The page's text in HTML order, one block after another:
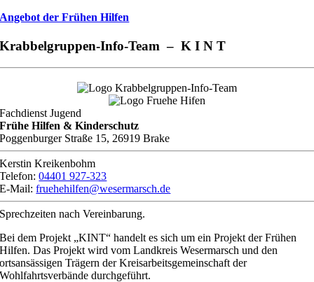
Angebot der Frühen Hilfen
Krabbelgruppen-Info-Team – K I N T
Fachdienst Jugend
Frühe Hilfen & Kinderschutz
Poggenburger Straße 15, 26919 Brake
Kerstin Kreikenbohm
Telefon:04401 927-323
E-Mail:fruehehilfen@wesermarsch.de
Sprechzeiten nach Vereinbarung.
Bei dem Projekt „KINT“ handelt es sich um ein Projekt der Frühen
Hilfen. Das Projekt wird vom Landkreis Wesermarsch und den
ortsansässigen Trägern der Kreisarbeitsgemeinschaft der
Wohlfahrtsverbände durchgeführt.